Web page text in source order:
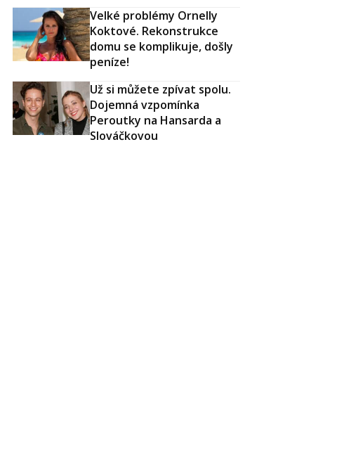
Velké problémy Ornelly
Koktové. Rekonstrukce
domu se komplikuje, došly
peníze!
Už si můžete zpívat spolu.
Dojemná vzpomínka
Peroutky na Hansarda a
Slováčkovou